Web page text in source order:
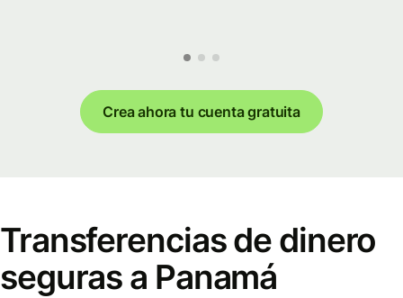
Crea ahora tu cuenta gratuita
Transferencias de dinero
seguras a Panamá